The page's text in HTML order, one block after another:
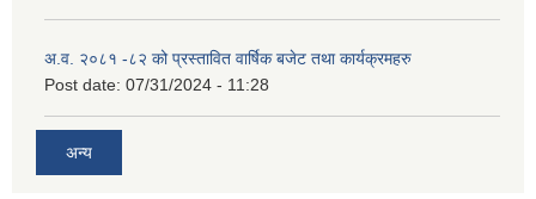
अ.व. २०८१ -८२ को प्रस्तावित वार्षिक बजेट तथा कार्यक्रमहरु
Post date: 07/31/2024 - 11:28
अन्य